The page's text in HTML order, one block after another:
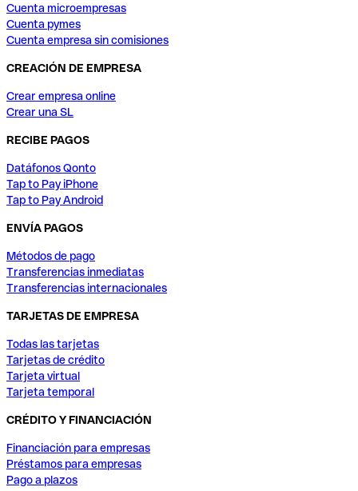
Cuenta microempresas
Cuenta pymes
Cuenta empresa sin comisiones
CREACIÓN DE EMPRESA
Crear empresa online
Crear una SL
RECIBE PAGOS
Datáfonos Qonto
Tap to Pay iPhone
Tap to Pay Android
ENVÍA PAGOS
Métodos de pago
Transferencias inmediatas
Transferencias internacionales
TARJETAS DE EMPRESA
Todas las tarjetas
Tarjetas de crédito
Tarjeta virtual
Tarjeta temporal
CRÉDITO Y FINANCIACIÓN
Financiación para empresas
Préstamos para empresas
Pago a plazos